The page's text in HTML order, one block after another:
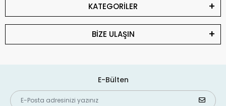
KATEGORİLER
BİZE ULAŞIN
E-Bülten